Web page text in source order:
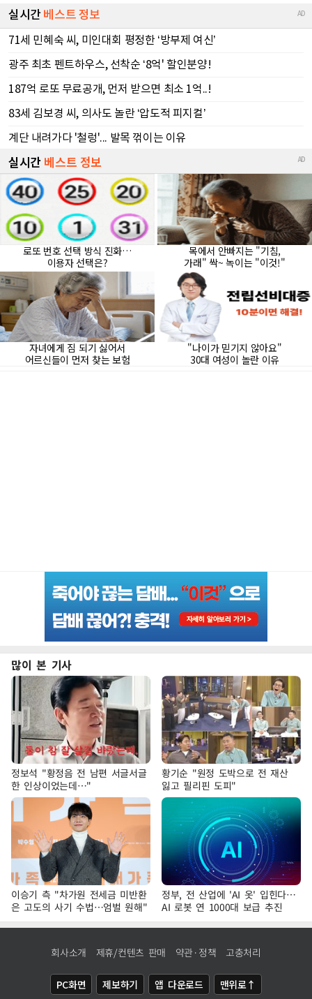
많이 본 기사
정보석 "황정음 전 남편 서글서글
한 인상이었는데…"
황기순 "원정 도박으로 전 재산
잃고 필리핀 도피"
이승기 측 "차가원 전세금 미반환
은 고도의 사기 수법…엄벌 원해"
정부, 전 산업에 'AI 옷' 입힌다…
AI 로봇 연 1000대 보급 추진
회사소개 제휴/컨텐츠 판매 약관·정책 고충처리
PC화면 제보하기 앱 다운로드 맨위로↑